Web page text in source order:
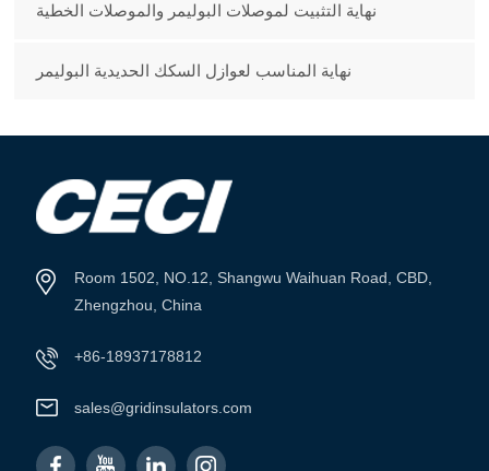
نهاية التثبيت لموصلات البوليمر والموصلات الخطية
نهاية المناسب لعوازل السكك الحديدية البوليمر
Room 1502, NO.12, Shangwu Waihuan Road, CBD,
Zhengzhou, China
+86-18937178812
sales@gridinsulators.com